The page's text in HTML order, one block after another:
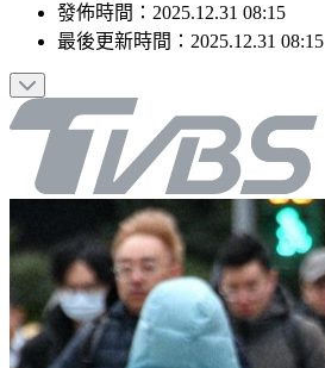
發佈時間： 2025.12.31 08:15
最後更新時間： 2025.12.31 08:15